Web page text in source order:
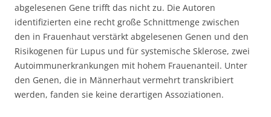
abgelesenen Gene trifft das nicht zu. Die Autoren
identifizierten eine recht große Schnittmenge zwischen
den in Frauenhaut verstärkt abgelesenen Genen und den
Risikogenen für Lupus und für systemische Sklerose, zwei
Autoimmunerkrankungen mit hohem Frauenanteil. Unter
den Genen, die in Männerhaut vermehrt transkribiert
werden, fanden sie keine derartigen Assoziationen.